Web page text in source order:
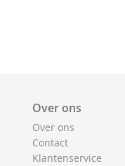
Over ons
Over ons
Contact
Klantenservice